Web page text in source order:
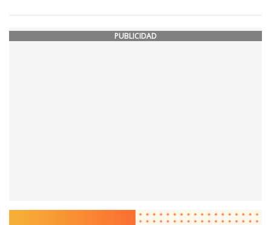
PUBLICIDAD